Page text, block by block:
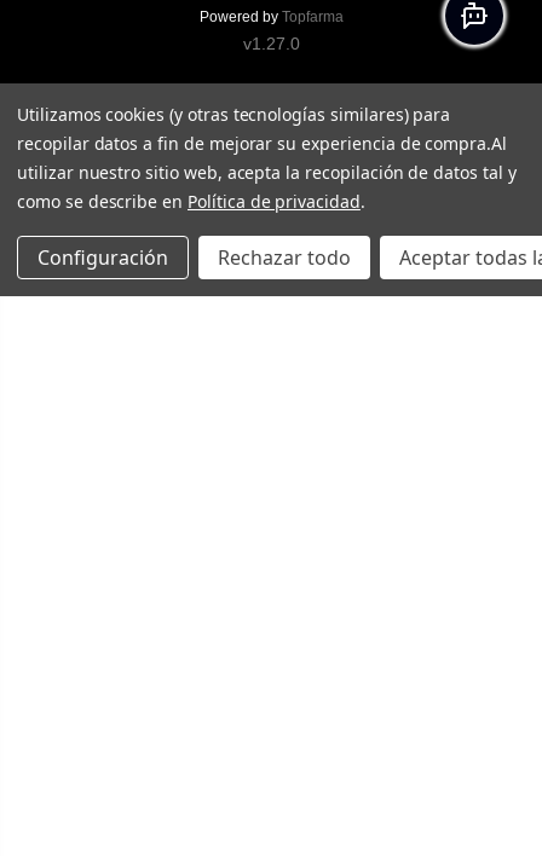
Powered by Topfarma
v1.27.0
Utilizamos cookies (y otras tecnologías similares) para
recopilar datos a fin de mejorar su experiencia de compra.Al
utilizar nuestro sitio web, acepta la recopilación de datos tal y
como se describe en Política de privacidad.
Configuración Rechazar todo Aceptar todas